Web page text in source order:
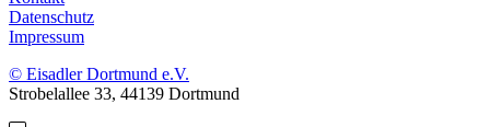
Datenschutz
Impressum
© Eisadler Dortmund e.V.
Strobelallee 33, 44139 Dortmund